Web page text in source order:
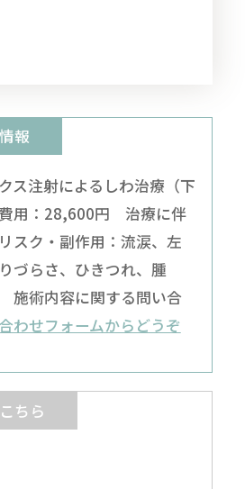
報
ス注射によるしわ治療（下
用：28,600円 治療に伴
スク・副作用：流涙、左
づらさ、ひきつれ、腫
施術内容に関する問い合
わせフォームからどうぞ
ちら